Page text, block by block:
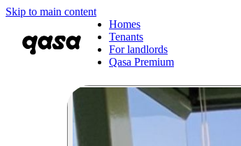
Skip to main content
Homes
Tenants
For landlords
Qasa Premium